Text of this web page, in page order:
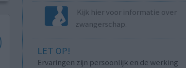
Kijk hier voor informatie over
zwangerschap.
LET OP!
Ervaringen zijn persoonlijk en de werking